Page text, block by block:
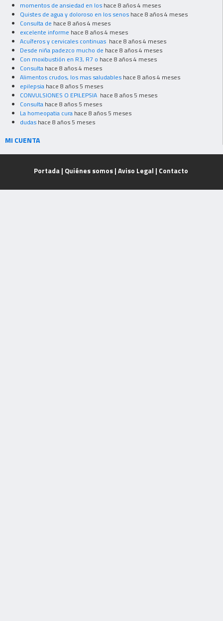
momentos de ansiedad en los hace 8 años 4 meses
Quistes de agua y doloroso en los senos hace 8 años 4 meses
Consulta de hace 8 años 4 meses
excelente informe hace 8 años 4 meses
Acuíferos y cervicales continuas hace 8 años 4 meses
Desde niña padezco mucho de hace 8 años 4 meses
Con moxibustión en R3, R7 o hace 8 años 4 meses
Consulta hace 8 años 4 meses
Alimentos crudos, los mas saludables hace 8 años 4 meses
epilepsia hace 8 años 5 meses
CONVULSIONES O EPILEPSIA hace 8 años 5 meses
Consulta hace 8 años 5 meses
La homeopatia cura hace 8 años 5 meses
dudas hace 8 años 5 meses
MI CUENTA
Portada | Quiénes somos| Aviso Legal | Contacto